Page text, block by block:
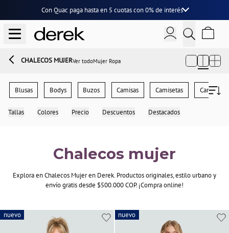
Con Quac paga hasta en 5 cuotascon0% de interés
CHALECOS MUJER Ver todo Mujer Ropa
Blusas Bodys Buzos Camisas Camisetas Cardigans
Tallas Colores Precio Descuentos Destacados
Chalecos mujer
Explora en Chalecos Mujer en Derek. Productos originales, estilo urbano y
envío gratis desde $500.000 COP. ¡Compra online!
nuevo nuevo
nuevo